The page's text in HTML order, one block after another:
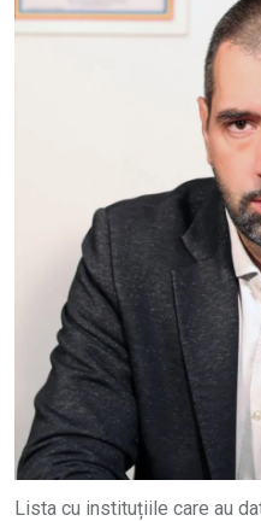
Lista cu instituțiile care au